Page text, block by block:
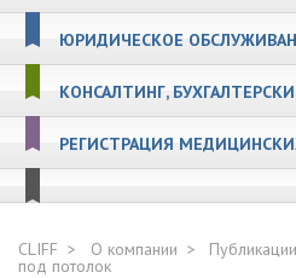
ЮРИДИЧЕСКОЕ
КОНСАЛТИНГ,
РЕГИСТРАЦИЯ
CLIFF О компании Публикации
под потолок